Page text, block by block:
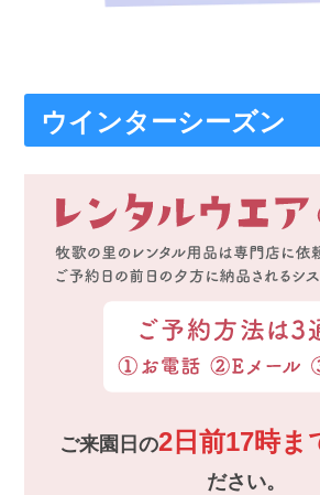
ウインターシーズン
ご来園日の2日前17時ま
ださい。